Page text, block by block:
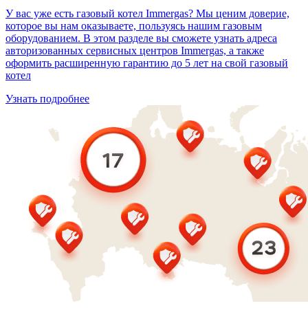
У вас уже есть газовый котел Immergas? Мы ценим доверие,
которое вы нам оказываете, пользуясь нашим газовым
оборудованием. В этом разделе вы сможете узнать адреса
авторизованных сервисных центров Immergas, а также
оформить расширенную гарантию до 5 лет на свой газовый
котел
Узнать подробнее